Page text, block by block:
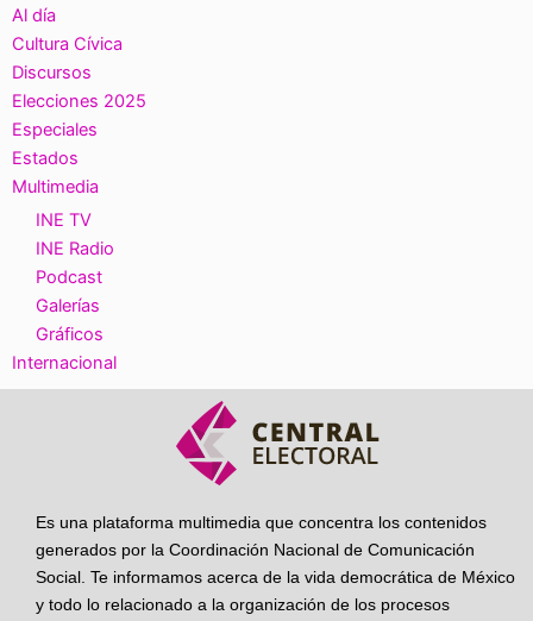
Al día
Cultura Cívica
Discursos
Elecciones 2025
Especiales
Estados
Multimedia
INE TV
INE Radio
Podcast
Galerías
Gráficos
Internacional
Es una plataforma multimedia que concentra los contenidos
generados por la Coordinación Nacional de Comunicación
Social. Te informamos acerca de la vida democrática de México
y todo lo relacionado a la organización de los procesos